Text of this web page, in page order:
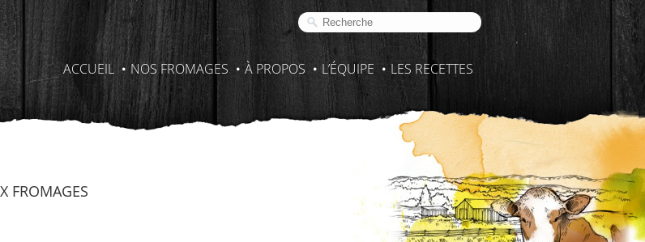
ACCUEIL NOS FROMAGES À PROPOS L’ÉQUIPE LES RECETTES
FROMAGES